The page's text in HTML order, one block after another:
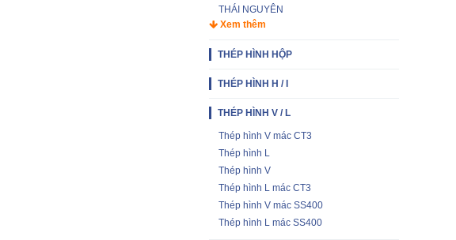
THÁI NGUYÊN
Xem thêm
THÉP HÌNH HỘP
THÉP HÌNH H / I
THÉP HÌNH V / L
Thép hình V mác CT3
Thép hình L
Thép hình V
Thép hình L mác CT3
Thép hình V mác SS400
Thép hình L mác SS400